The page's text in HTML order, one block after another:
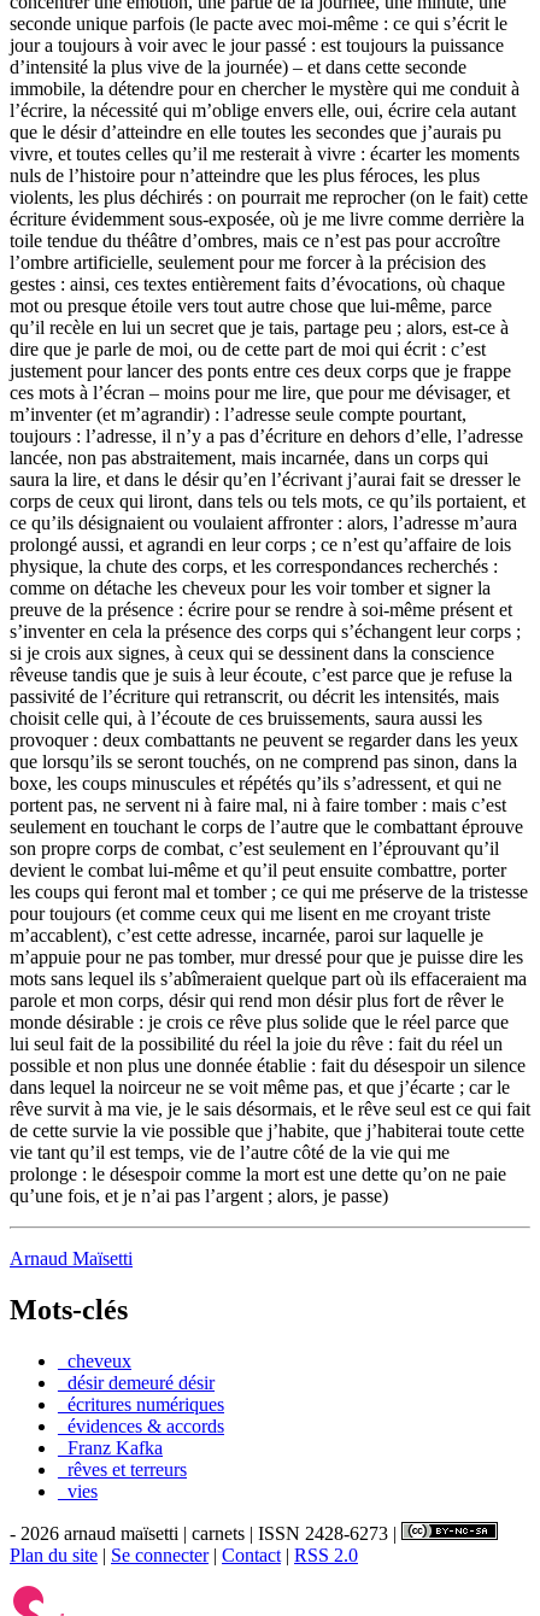
seconde unique parfois (le pacte avec moi-même : ce qui s’écrit le
jour a toujours à voir avec le jour passé : est toujours la puissance
d’intensité la plus vive de la journée) – et dans cette seconde
immobile, la détendre pour en chercher le mystère qui me conduit à
l’écrire, la nécessité qui m’oblige envers elle, oui, écrire cela autant
que le désir d’atteindre en elle toutes les secondes que j’aurais pu
vivre, et toutes celles qu’il me resterait à vivre : écarter les moments
nuls de l’histoire pour n’atteindre que les plus féroces, les plus
violents, les plus déchirés : on pourrait me reprocher (on le fait) cette
écriture évidemment sous-exposée, où je me livre comme derrière la
toile tendue du théâtre d’ombres, mais ce n’est pas pour accroître
l’ombre artificielle, seulement pour me forcer à la précision des
gestes : ainsi, ces textes entièrement faits d’évocations, où chaque
mot ou presque étoile vers tout autre chose que lui-même, parce
qu’il recèle en lui un secret que je tais, partage peu ; alors, est-ce à
dire que je parle de moi, ou de cette part de moi qui écrit : c’est
justement pour lancer des ponts entre ces deux corps que je frappe
ces mots à l’écran – moins pour me lire, que pour me dévisager, et
m’inventer (et m’agrandir) : l’adresse seule compte pourtant,
toujours : l’adresse, il n’y a pas d’écriture en dehors d’elle, l’adresse
lancée, non pas abstraitement, mais incarnée, dans un corps qui
saura la lire, et dans le désir qu’en l’écrivant j’aurai fait se dresser le
corps de ceux qui liront, dans tels ou tels mots, ce qu’ils portaient, et
ce qu’ils désignaient ou voulaient affronter : alors, l’adresse m’aura
prolongé aussi, et agrandi en leur corps ; ce n’est qu’affaire de lois
physique, la chute des corps, et les correspondances recherchés :
comme on détache les cheveux pour les voir tomber et signer la
preuve de la présence : écrire pour se rendre à soi-même présent et
s’inventer en cela la présence des corps qui s’échangent leur corps ;
si je crois aux signes, à ceux qui se dessinent dans la conscience
rêveuse tandis que je suis à leur écoute, c’est parce que je refuse la
passivité de l’écriture qui retranscrit, ou décrit les intensités, mais
choisit celle qui, à l’écoute de ces bruissements, saura aussi les
provoquer : deux combattants ne peuvent se regarder dans les yeux
que lorsqu’ils se seront touchés, on ne comprend pas sinon, dans la
boxe, les coups minuscules et répétés qu’ils s’adressent, et qui ne
portent pas, ne servent ni à faire mal, ni à faire tomber : mais c’est
seulement en touchant le corps de l’autre que le combattant éprouve
son propre corps de combat, c’est seulement en l’éprouvant qu’il
devient le combat lui-même et qu’il peut ensuite combattre, porter
les coups qui feront mal et tomber ; ce qui me préserve de la tristesse
pour toujours (et comme ceux qui me lisent en me croyant triste
m’accablent), c’est cette adresse, incarnée, paroi sur laquelle je
m’appuie pour ne pas tomber, mur dressé pour que je puisse dire les
mots sans lequel ils s’abîmeraient quelque part où ils effaceraient ma
parole et mon corps, désir qui rend mon désir plus fort de rêver le
monde désirable : je crois ce rêve plus solide que le réel parce que
lui seul fait de la possibilité du réel la joie du rêve : fait du réel un
possible et non plus une donnée établie : fait du désespoir un silence
dans lequel la noirceur ne se voit même pas, et que j’écarte ; car le
rêve survit à ma vie, je le sais désormais, et le rêve seul est ce qui fait
de cette survie la vie possible que j’habite, que j’habiterai toute cette
vie tant qu’il est temps, vie de l’autre côté de la vie qui me
prolonge : le désespoir comme la mort est une dette qu’on ne paie
qu’une fois, et je n’ai pas l’argent ; alors, je passe)
Arnaud Maïsetti
Mots-clés
_cheveux
_désir demeuré désir
_écritures numériques
_évidences & accords
_Franz Kafka
_rêves et terreurs
_vies
- 2026 arnaud maïsetti | carnets | ISSN 2428-6273 |
Plan du site | Se connecter| Contact | RSS 2.0